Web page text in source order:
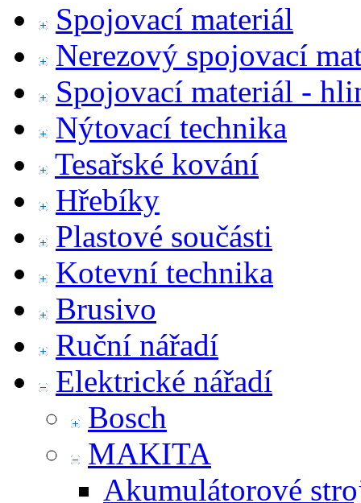
Spojovací materiál
Nerezový spojovací
Spojovací materiál -
Nýtovací technika
Tesařské kování
Hřebíky
Plastové součásti
Kotevní technika
Brusivo
Ruční nářadí
Elektrické nářadí
Bosch
MAKITA
Akumulátorové